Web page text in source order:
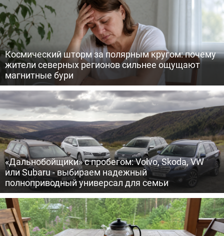
Космический шторм за полярным кругом: почему
жители северных регионов сильнее ощущают
магнитные бури
«Дальнобойщики» с пробегом: Volvo, Skoda, VW
или Subaru - выбираем надежный
полноприводный универсал для семьи